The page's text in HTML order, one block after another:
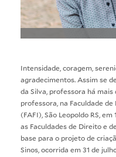
Intensidade, coragem,
agradecimentos. Assim se
da Silva, professora há mais
professora, na Faculdade
(FAFI), São Leopoldo RS,
as Faculdades de Direito e
base para o projeto de
Sinos, ocorrida em 31 de